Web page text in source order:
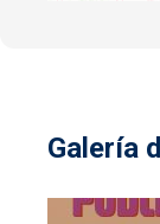
Galería